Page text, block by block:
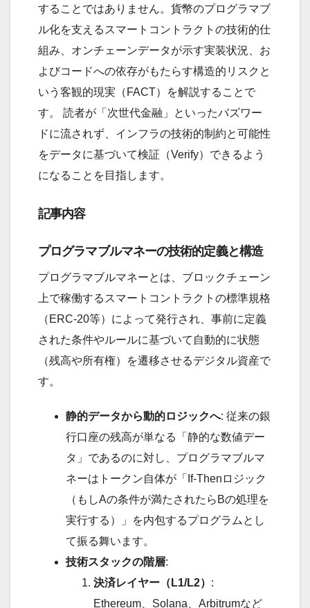
することではありません。貨幣のプログラマブ
ル化を支えるスマートコントラクトの技術的仕
組み、オンチェーンデータが示す実装状況、お
よびコードへの依存がもたらす構造的リスクと
いう客観的現実（FACT）を解説することで
す。 読者が「次世代金融」といったバズワー
ドに流されず、インフラの技術的制約と可能性
をデータに基づいて検証（Verify）できるよう
になることを目指します。
記事内容
プログラマブルマネーの技術的定義と構造
プログラマブルマネーとは、ブロックチェーン
上で稼働するスマートコントラクトの標準規格
（ERC-20等）によって発行され、事前に定義
された条件やルールに基づいて自動的に状態
（残高や所有権）を遷移させるデジタル資産で
す。
静的データから動的ロジックへ: 従来の銀
行口座の残高が単なる「静的な数値デー
タ」であるのに対し、プログラマブルマ
ネーはトークン自体が「If-Thenロジック
（もしAの条件が満たされたらBの処理を
実行する）」を内包するプログラムとし
て振る舞います。
技術スタックの階層:
決済レイヤー（L1/L2） :
Ethereum、Solana、Arbitrumなど